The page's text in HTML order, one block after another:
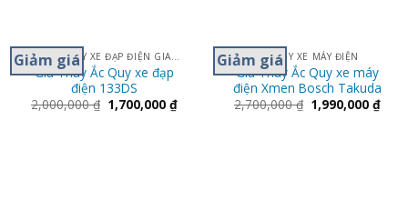
Giảm giá THAY ẮC QUY XE ĐẠP ĐIỆN GIANT M133- 133S
Giá Thay Ắc Quy xe đạp
điện 133DS
2,000,000₫ 1,700,000₫
Giảm giáẮC QUY XE MÁY ĐIỆN
Giá Thay Ắc Quy xe máy
điện Xmen Bosch Takuda
2,700,000₫ 1,990,000₫